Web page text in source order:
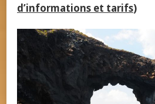
d’informations et tarifs)